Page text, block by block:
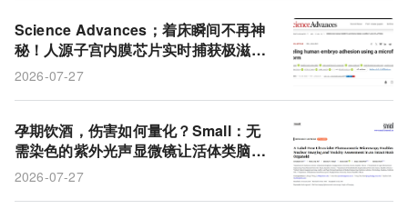
Science Advances；着床瞬间不再神
秘！人源子宫内膜芯片实时捕获极滋养
层粘附与谱系重排
2026-07-27
孕期饮酒，伤害如何量化？Small：无
需染色的紫外光声显微镜让活体类脑器
官中酒精的细胞毒性暴露无遗
2026-07-27